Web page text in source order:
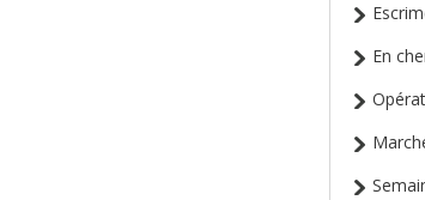
En